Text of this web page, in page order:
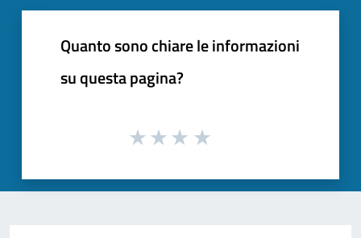
Quanto sono chiare le informazioni
su questa pagina?